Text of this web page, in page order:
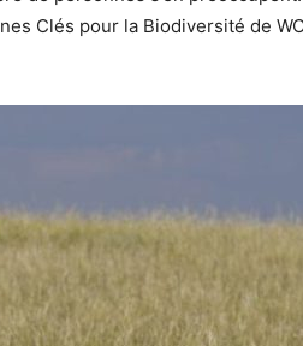
Clés pour la Biodiversité de